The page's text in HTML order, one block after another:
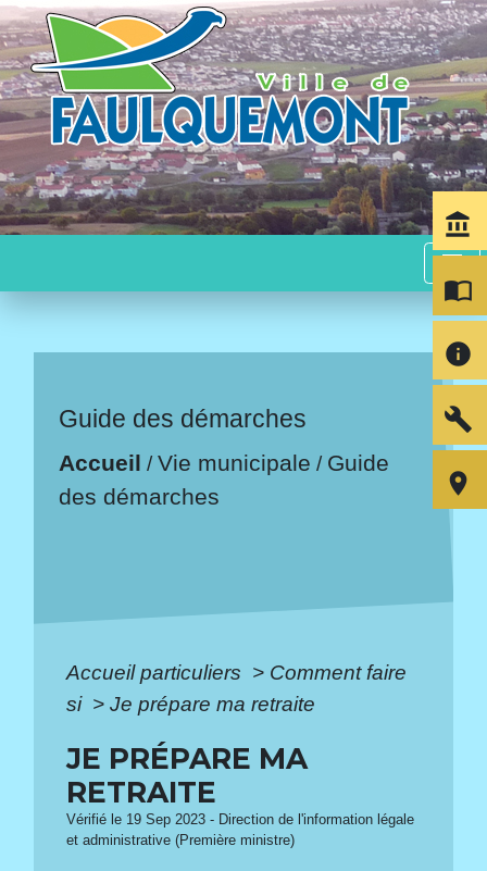
menu
Guide des démarches
Accueil /Vie municipale / Guide
des démarches
Accueil particuliers > Comment faire
si > Je prépare ma retraite
JE PRÉPARE MA
RETRAITE
Vérifié le 19 Sep 2023 - Direction de l'information légale
et administrative (Première ministre)
account_balance
import_contacts
info
build
room